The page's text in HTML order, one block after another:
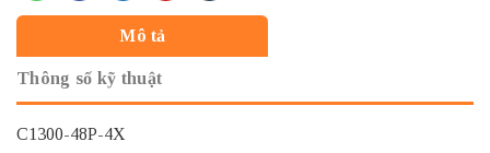
Mô tả
Thông số kỹ thuật
C1300-48P-4X